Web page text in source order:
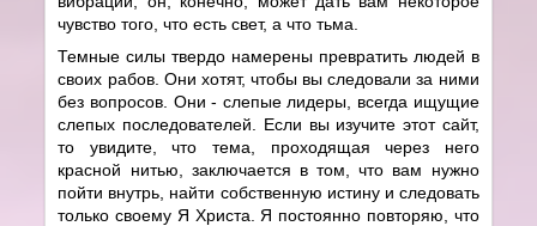
чувство того, что есть свет, а что тьма.
Темные силы твердо намерены превратить людей в
своих рабов. Они хотят, чтобы вы следовали за ними
без вопросов. Они - слепые лидеры, всегда ищущие
слепых последователей. Если вы изучите этот сайт,
то увидите, что тема, проходящая через него
красной нитью, заключается в том, что вам нужно
пойти внутрь, найти собственную истину и следовать
только своему Я Христа. Я постоянно повторяю, что